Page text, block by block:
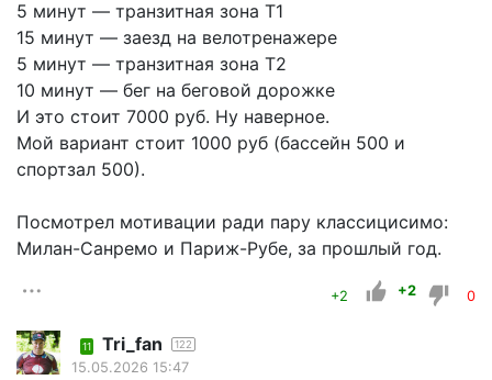
5 минут — транзитная зона Т1
15 минут — заезд на велотренажере
5 минут — транзитная зона Т2
10 минут — бег на беговой дорожке
И это стоит 7000 руб. Ну наверное.
Мой вариант стоит 1000 руб (бассейн 500 и
спортзал 500).
Посмотрел мотивации ради пару классицисимо:
Милан-Санремо и Париж-Рубе, за прошлый год.
+2 +2 0
11 Tri_fan 122
15.05.2026 15:47